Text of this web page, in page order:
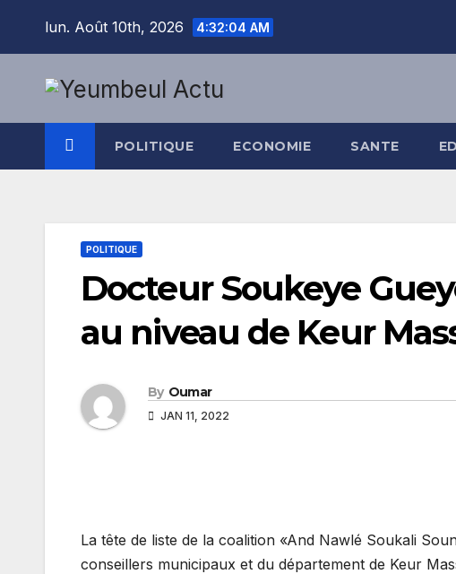
lun. Août 10th, 2026 4:32:05 AM
POLITIQUE ECONOMIE SANTE
POLITIQUE
Docteur Soukeye
au niveau de Keur
By Oumar
JAN 11, 2022
La tête de liste de la coalition «And Nawlé Soukali
conseillers municipaux et du département de Keur